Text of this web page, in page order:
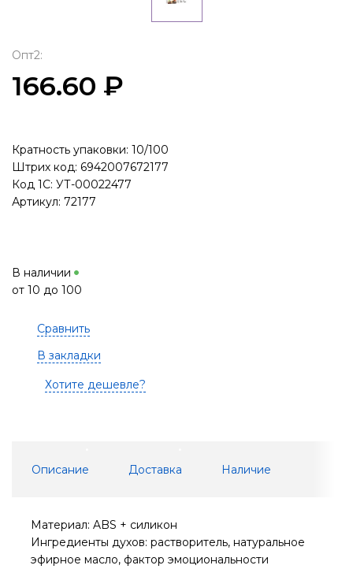
Опт2:
166.60 ₽
Кратность упаковки: 10/100
Штрих код: 6942007672177
Код 1С: УТ-00022477
Артикул: 72177
В наличии
от 10 до 100
Сравнить
В закладки
Хотите дешевле?
Описание Доставка Наличие
Материал: ABS + силикон
Ингредиенты духов: растворитель, натуральное
эфирное масло, фактор эмоциональности